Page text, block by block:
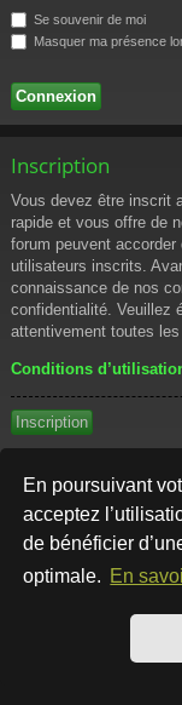
En poursuivant
acceptez
de bénéficier
optimale. En
Se souvenir de moi
Masquer ma présence
Inscription
Vous devez être inscrit
rapide et vous offre de
forum peuvent
utilisateurs inscrits.
connaissance de nos
confidentialité. Veuillez
attentivement toutes
Conditions
Inscription
Accueil du forum
Développé